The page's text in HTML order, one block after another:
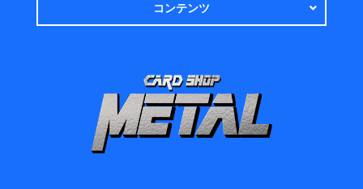
コンテンツ